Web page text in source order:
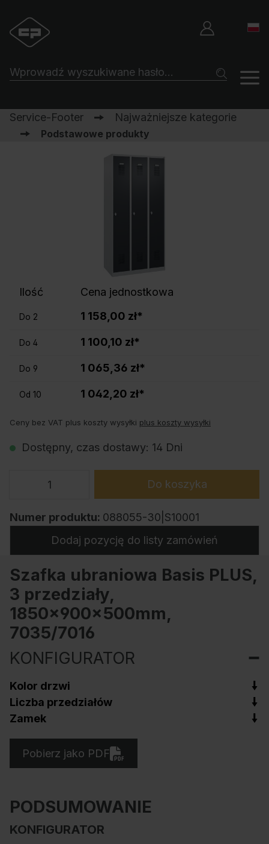
Service-Footer Najważniejsze kategorie
Podstawowe produkty
Ilość Cena jednostkowa
Do 2 1 158,00 zł*
Do 4 1 100,10 zł*
Do 9 1 065,36 zł*
Od 10 1 042,20 zł*
Ceny bez VAT plus koszty wysyłki plus koszty wysyłki
Dostępny, czas dostawy: 14 Dni
Do koszyka
Numer produktu: 088055-30|S10001
Dodaj pozycję do listy zamówień
Szafka ubraniowa Basis PLUS,
3 przedziały,
1850x900x500mm,
7035/7016
KONFIGURATOR
Kolor drzwi
Liczba przedziałów
Zamek
Pobierz jako PDF
PODSUMOWANIE
KONFIGURATOR